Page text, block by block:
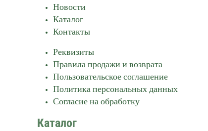
Новости
Каталог
Контакты
Реквизиты
Правила продажи и возврата
Пользовательское соглашение
Политика персональных данных
Согласие на обработку
Каталог